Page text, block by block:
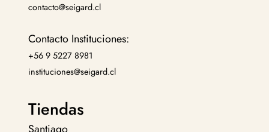
contacto@seigard.cl
Contacto Instituciones:
+56 9 5227 8981
instituciones@seigard.cl
Tiendas